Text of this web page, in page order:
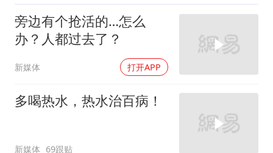
旁边有个抢活的…怎么
办？人都过去了？
新媒体 打开APP
多喝热水，热水治百病！
新媒体 69跟贴